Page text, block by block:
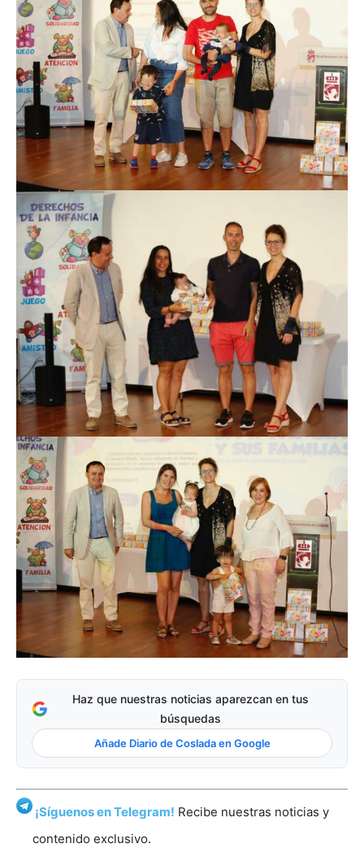
Haz que nuestras noticias aparezcan en tus
búsquedas
Añade Diario de Coslada en Google
¡Síguenos en Telegram! Recibe nuestras noticias y
contenido exclusivo.